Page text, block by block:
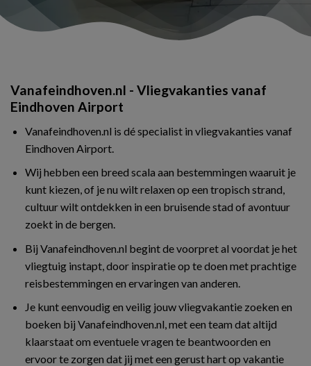
Vanafeindhoven.nl - Vliegvakanties vanaf
Eindhoven Airport
Vanafeindhoven.nl is dé specialist in vliegvakanties vanaf
Eindhoven Airport.
Wij hebben een breed scala aan bestemmingen waaruit je
kunt kiezen, of je nu wilt relaxen op een tropisch strand,
cultuur wilt ontdekken in een bruisende stad of avontuur
zoekt in de bergen.
Bij Vanafeindhoven.nl begint de voorpret al voordat je het
vliegtuig instapt, door inspiratie op te doen met prachtige
reisbestemmingen en ervaringen van anderen.
Je kunt eenvoudig en veilig jouw vliegvakantie zoeken en
boeken bij Vanafeindhoven.nl, met een team dat altijd
klaarstaat om eventuele vragen te beantwoorden en
ervoor te zorgen dat jij met een gerust hart op vakantie